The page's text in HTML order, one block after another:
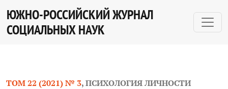
Личность в глобальном VUCA-вызове периода
ЮЖНО-РОССИЙСКИЙ ЖУРНАЛ
СОЦИАЛЬНЫХ НАУК
ТОМ 22 (2021) № 3,ПСИХОЛОГИЯ ЛИЧНОСТИ